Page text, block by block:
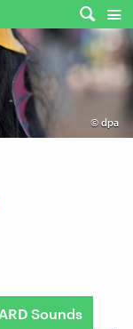
© dpa
ARD Sounds